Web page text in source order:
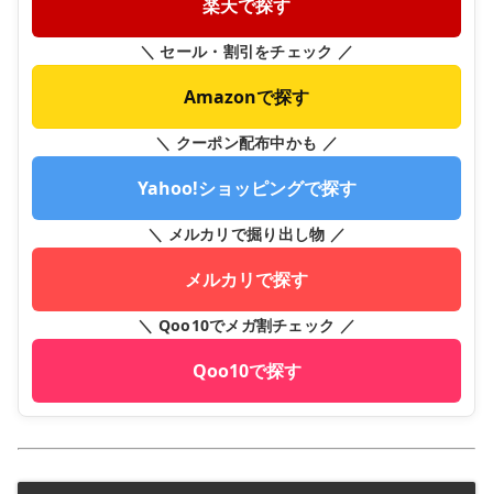
楽天で探す
＼ セール・割引をチェック ／
Amazonで探す
＼ クーポン配布中かも ／
Yahoo!ショッピングで探す
＼ メルカリで掘り出し物 ／
メルカリで探す
＼ Qoo10でメガ割チェック ／
Qoo10で探す